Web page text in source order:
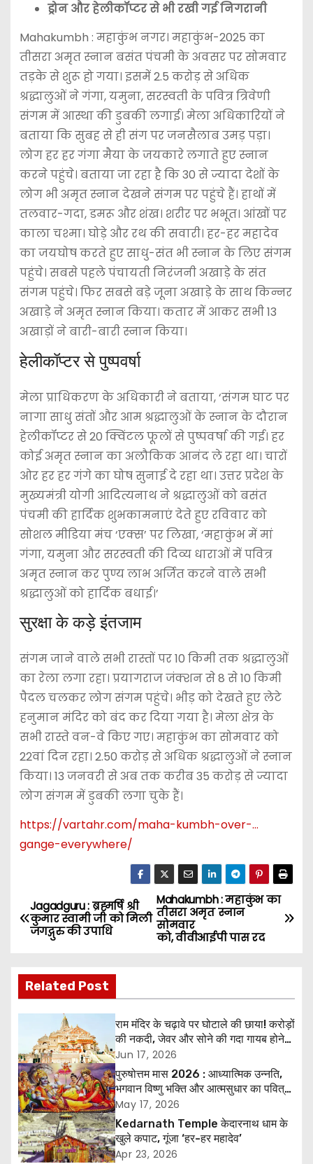
ड्रोन और हेलीकॉप्टर से भी रखी गई निगरानी
Mahakumbh : महाकुंभ नगर। महाकुंभ-2025 का
तीसरा अमृत स्नान बसंत पंचमी के अवसर पर सोमवार
तड़के से शुरू हो गया। इसमें 2.5 करोड़ से अधिक
श्रद्धालुओं ने गंगा, यमुना, सरस्वती के पवित्र त्रिवेणी
संगम में आस्था की डुबकी लगाई। मेला अधिकारियों ने
बताया कि सुबह से ही संग पर जनसैलाब उमड़ पड़ा।
लोग हर हर गंगा मैया के जयकारे लगाते हुए स्नान
करने पहुंचे। बताया जा रहा है कि 30 से ज्यादा देशों के
लोग भी अमृत स्नान देखने संगम पर पहुंचे हैं। हाथों में
तलवार-गदा, डमरू और शंख। शरीर पर भभूत। आंखों पर
काला चश्मा। घोड़े और रथ की सवारी। हर-हर महादेव
का जयघोष करते हुए साधु-संत भी स्नान के लिए संगम
पहुंचे। सबसे पहले पंचायती निरंजनी अखाड़े के संत
संगम पहुंचे। फिर सबसे बड़े जूना अखाड़े के साथ किन्नर
अखाड़े ने अमृत स्नान किया। कतार में आकर सभी 13
अखाड़ों ने बारी-बारी स्नान किया।
हेलीकॉप्टर से पुष्पवर्षा
मेला प्राधिकरण के अधिकारी ने बताया, ‘संगम घाट पर
नागा साधु संतों और आम श्रद्धालुओं के स्नान के दौरान
हेलीकॉप्टर से 20 क्विंटल फूलों से पुष्पवर्षा की गई। हर
कोई अमृत स्नान का अलौकिक आनंद ले रहा था। चारों
ओर हर हर गंगे का घोष सुनाई दे रहा था। उत्तर प्रदेश के
मुख्यमंत्री योगी आदित्यनाथ ने श्रद्धालुओं को बसंत
पंचमी की हार्दिक शुभकामनाएं देते हुए रविवार को
सोशल मीडिया मंच ‘एक्स’ पर लिखा, ‘महाकुंभ में मां
गंगा, यमुना और सरस्वती की दिव्य धाराओं में पवित्र
अमृत स्नान कर पुण्य लाभ अर्जित करने वाले सभी
श्रद्धालुओं को हार्दिक बधाई।’
सुरक्षा के कड़े इंतजाम
संगम जाने वाले सभी रास्तों पर 10 किमी तक श्रद्धालुओं
का रेला लगा रहा। प्रयागराज जंक्शन से 8 से 10 किमी
पैदल चलकर लोग संगम पहुंचे। भीड़ को देखते हुए लेटे
हनुमान मंदिर को बंद कर दिया गया है। मेला क्षेत्र के
सभी रास्ते वन-वे किए गए। महाकुंभ का सोमवार को
22वां दिन रहा। 2.50 करोड़ से अधिक श्रद्धालुओं ने स्नान
किया। 13 जनवरी से अब तक करीब 35 करोड़ से ज्यादा
लोग संगम में डुबकी लगा चुके हैं।
https://vartahr.com/maha-kumbh-over-…
gange-everywhere/
P
o
t
a
v
i
g
Mahakumbh : महाकुंभ का
तीसरा अमृत स्नान
सोमवार
को, वीवीआईपी पास रद
Jagadguru : ब्रह्मर्षि श्री
कुमार स्वामी जी को मिली
जगद्गुरु की उपाधि
Related Post
राम मंदिर के चढ़ावे पर घोटाले की छाया! करोड़ों
की नकदी, जेवर और सोने की गदा गायब होने
के आरोप, SIT जांच शुरू
Jun 17, 2026
पुरुषोत्तम मास 2026 : आध्यात्मिक उन्नति,
भगवान विष्णु भक्ति और आत्मसुधार का पवित्र
अवसर
May 17, 2026
Kedarnath Temple केदारनाथ धाम के
खुले कपाट, गूंजा ‘हर-हर महादेव’
Apr 23, 2026